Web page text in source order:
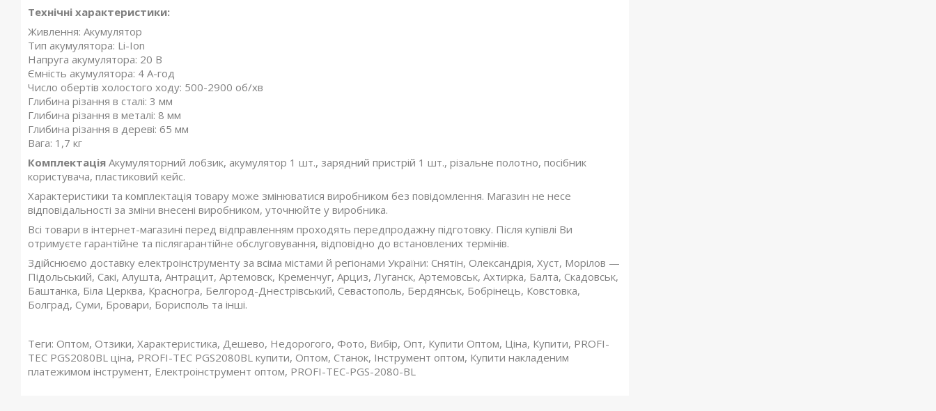
Технічні характеристики:
Живлення: Акумулятор
Тип акумулятора: Li-Ion
Напруга акумулятора: 20 В
Ємність акумулятора: 4 А-год
Число обертів холостого ходу: 500-2900 об/хв
Глибина різання в сталі: 3 мм
Глибина різання в металі: 8 мм
Глибина різання в дереві: 65 мм
Вага: 1,7 кг
Комплектація Акумуляторний лобзик, акумулятор 1 шт., зарядний пристрій 1 шт., різальне полотно, посібник
користувача, пластиковий кейс.
Характеристики та комплектація товару може змінюватися виробником без повідомлення. Магазин не несе
відповідальності за зміни внесені виробником, уточнюйте у виробника.
Всі товари в інтернет-магазині перед відправленням проходять передпродажну підготовку. Після купівлі Ви
отримуєте гарантійне та післягарантійне обслуговування, відповідно до встановлених термінів.
Здійснюємо доставку електроінструменту за всіма містами й регіонами України: Снятін, Олександрія, Хуст, Морілов —
Підольський, Сакі, Алушта, Антрацит, Артемовск, Кременчуг, Арциз, Луганск, Артемовськ, Ахтирка, Балта, Скадовськ,
Баштанка, Біла Церква, Красногра, Белгород-Днестрівський, Севастополь, Бердянськ, Бобрінець, Ковстовка,
Болград, Суми, Бровари, Борисполь та інші.
Теги: Оптом, Отзики, Характеристика, Дешево, Недорогого, Фото, Вибір, Опт, Купити Оптом, Ціна, Купити, PROFI-
TEC PGS2080BL ціна, PROFI-TEC PGS2080BL купити, Оптом, Станок, Інструмент оптом, Купити накладеним
платежимом інструмент, Електроінструмент оптом, PROFI-TEC-PGS-2080-BL